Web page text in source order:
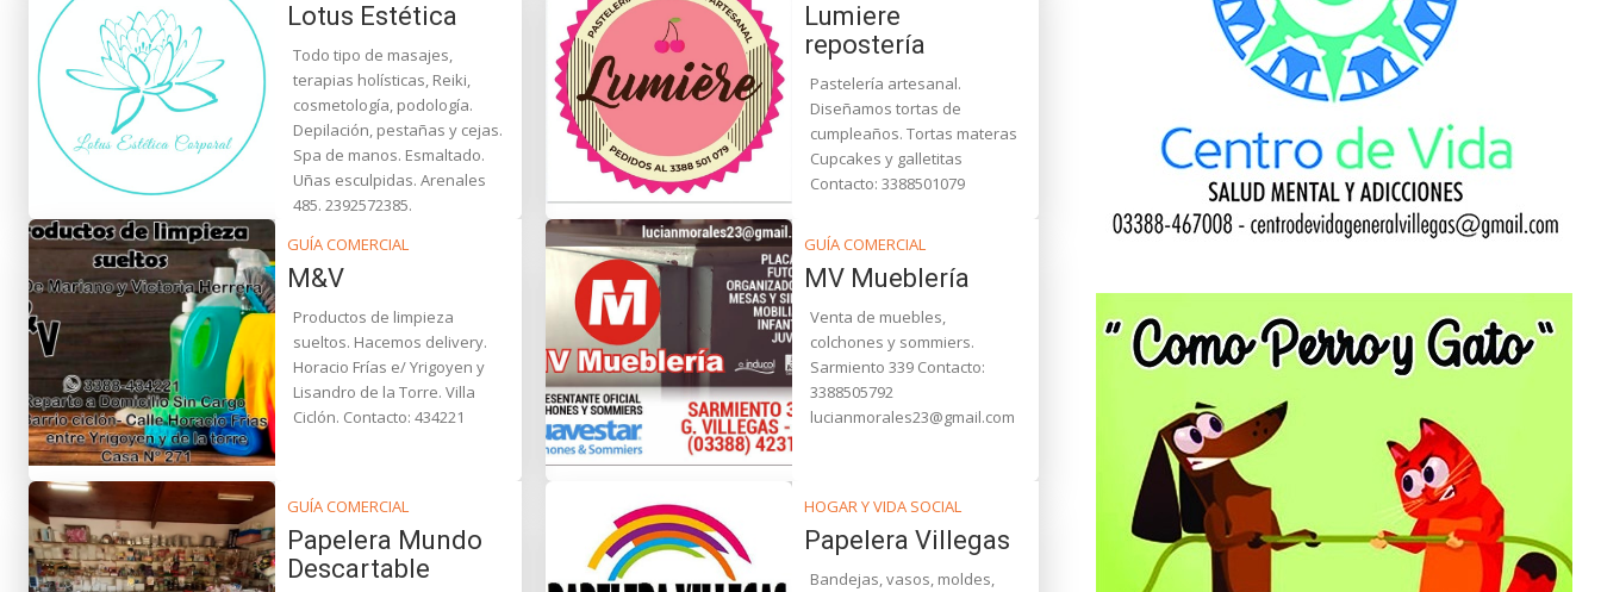
Lotus Estética
Todo tipo de masajes,
terapias holísticas, Reiki,
cosmetología, podología.
Depilación, pestañas y cejas.
Spa de manos. Esmaltado.
Uñas esculpidas. Arenales
485. 2392572385.
Lumiere
repostería
Pastelería artesanal.
Diseñamos tortas de
cumpleaños. Tortas materas
Cupcakes y galletitas
Contacto: 3388501079
GUÍA COMERCIAL
M&V
Productos de limpieza
sueltos. Hacemos delivery.
Horacio Frías e/ Yrigoyen y
Lisandro de la Torre. Villa
Ciclón. Contacto: 434221
GUÍA COMERCIAL
MV Mueblería
Venta de muebles,
colchones y sommiers.
Sarmiento 339 Contacto:
3388505792
lucianmorales23@gmail.com
GUÍA COMERCIAL
Papelera Mundo
Descartable
HOGAR Y VIDA SOCIAL
Papelera Villegas
Bandejas, vasos, moldes,